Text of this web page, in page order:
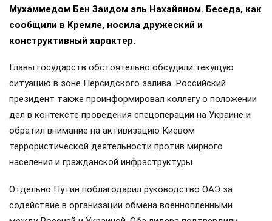
Мухаммедом Бен Заидом аль Нахайяном. Беседа, как
сообщили в Кремле, носила дружеский и
конструктивный характер.
Главы государств обстоятельно обсудили текущую
ситуацию в зоне Персидского залива. Российский
президент также проинформировал коллегу о положении
дел в контексте проведения спецоперации на Украине и
обратил внимание на активизацию Киевом
террористической деятельности против мирного
населения и гражданской инфраструктуры.
Отдельно Путин поблагодарил руководство ОАЭ за
содействие в организации обмена военнопленными